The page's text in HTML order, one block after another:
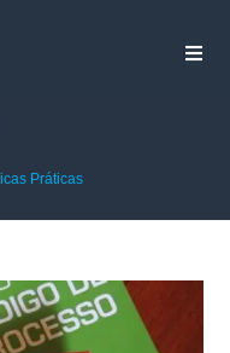
Práticas